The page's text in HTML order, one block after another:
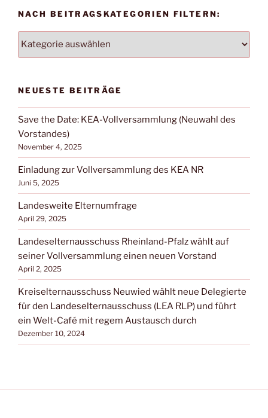
NACH BEITRAGSKATEGORIEN FILTERN:
BEITRAGSKATEGORIEN
NEUESTE BEITRÄGE
Save the Date: KEA-Vollversammlung (Neuwahl des
Vorstandes)
November 4, 2025
Einladung zur Vollversammlung des KEA NR
Juni 5, 2025
Landesweite Elternumfrage
April 29, 2025
Landeselternausschuss Rheinland-Pfalz wählt auf
seiner Vollversammlung einen neuen Vorstand
April 2, 2025
Kreiselternausschuss Neuwied wählt neue Delegierte
für den Landeselternausschuss (LEA RLP) und führt
ein Welt-Café mit regem Austausch durch
Dezember 10, 2024